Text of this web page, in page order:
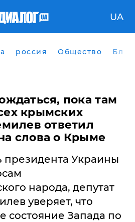
UA
россия Общество
пока там
крымских
ответил
слова о Крыме
президента Украины
народа, депутат
уверяет, что
состояние Запада по